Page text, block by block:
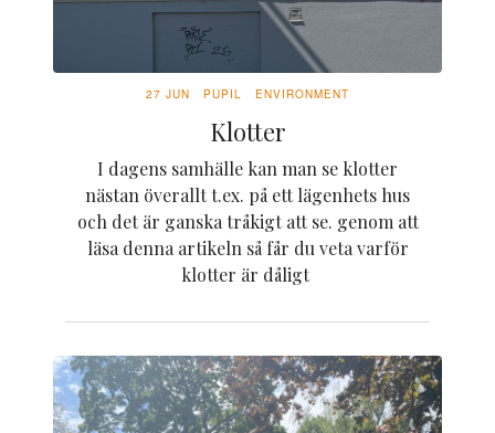
27 JUN PUPIL ENVIRONMENT
Klotter
I dagens samhälle kan man se klotter
nästan överallt t.ex. på ett lägenhets hus
och det är ganska tråkigt att se. genom att
läsa denna artikeln så får du veta varför
klotter är dåligt